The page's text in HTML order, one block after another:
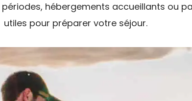
hébergements accueillants ou
utiles pour préparer votre séjour.